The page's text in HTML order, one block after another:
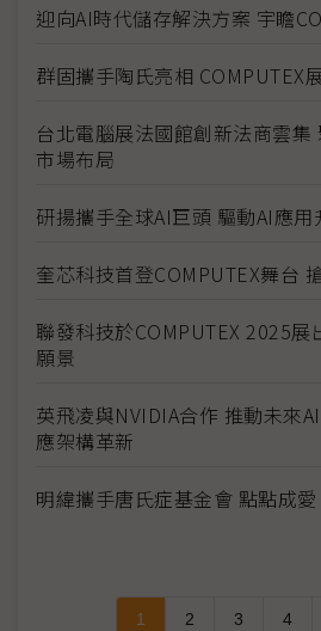
迎向AI時代儲存解決方案 宇瞻
群固攜手陶氏亮相 COMPUTEX
台北電腦展法國館創新法商雲集
市場布局
研揚攜手全球AI巨頭 驅動AI應用
奎芯科技首登COMPUTEX舞台
聯發科技於COMPUTEX 2025展
願景
英飛凌與NVIDIA合作 推動未來
應架構革新
明緯攜手唐氏症基金會 點點成
1 2 3 4